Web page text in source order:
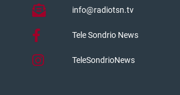
info@radiotsn.tv
Tele Sondrio News
TeleSondrioNews